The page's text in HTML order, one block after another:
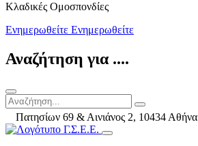
Kλαδικές Ομοσπονδίες
Ενημερωθείτε Ενημερωθείτε
Αναζήτηση για ....
Πατησίων 69 & Αινιάνος 2, 10434 Αθήνα